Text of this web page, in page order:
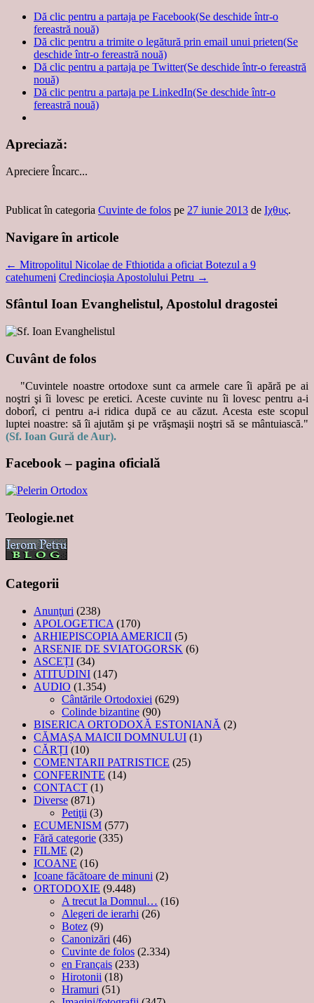
Dă clic pentru a partaja pe Facebook(Se deschide într-o
fereastră nouă)
Dă clic pentru a trimite o legătură prin email unui prieten(Se
deschide într-o fereastră nouă)
Dă clic pentru a partaja pe Twitter(Se deschide într-o fereastră
nouă)
Dă clic pentru a partaja pe LinkedIn(Se deschide într-o
fereastră nouă)
Apreciază:
Apreciere Încarc...
Publicat în categoria Cuvinte de folos pe 27 iunie 2013 de Ιχθυς.
Navigare în articole
← Mitropolitul Nicolae de Fthiotida a oficiat Botezul a 9
catehumeni Credincioşia Apostolului Petru →
Sfântul Ioan Evanghelistul, Apostolul dragostei
Cuvânt de folos
"Cuvintele noastre ortodoxe sunt ca armele care îi apără pe ai
noştri şi îi lovesc pe eretici. Aceste cuvinte nu îi lovesc pentru a-i
doborî, ci pentru a-i ridica după ce au căzut. Acesta este scopul
luptei noastre: să îi ajutăm şi pe vrăşmaşii noştri să se mântuiască."
(Sf. Ioan Gură de Aur).
Facebook – pagina oficială
Teologie.net
Categorii
Anunţuri (238)
APOLOGETICA (170)
ARHIEPISCOPIA AMERICII (5)
ARSENIE DE SVIATOGORSK (6)
ASCEȚI (34)
ATITUDINI (147)
AUDIO (1.354)
Cântările Ortodoxiei (629)
Colinde bizantine (90)
BISERICA ORTODOXĂ ESTONIANĂ (2)
CĂMAȘA MAICII DOMNULUI (1)
CĂRȚI (10)
COMENTARII PATRISTICE (25)
CONFERINTE (14)
CONTACT (1)
Diverse (871)
Petiţii (3)
ECUMENISM (577)
Fără categorie (335)
FILME (2)
ICOANE (16)
Icoane făcătoare de minuni (2)
ORTODOXIE (9.448)
A trecut la Domnul… (16)
Alegeri de ierarhi (26)
Botez (9)
Canonizări (46)
Cuvinte de folos (2.334)
en Français (233)
Hirotonii (18)
Hramuri (51)